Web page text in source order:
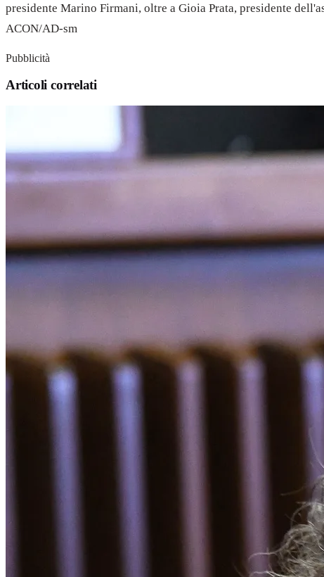
presidente Marino Firmani, oltre a Gioia Prata, presidente
ACON/AD-sm
Pubblicità
Articoli correlati